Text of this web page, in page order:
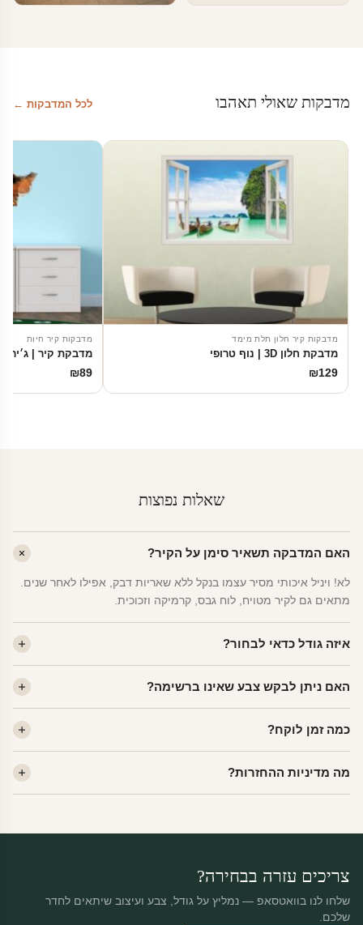
מדבקות שאולי תאהבו לכל המדבקות ←
מדבקות קיר חלון תלת מימד
מדבקת חלון 3D | נוף טרופי
₪129
מדבקות קיר חיות
מדבקת קיר |
₪89
שאלות נפוצות
האם המדבקה תשאיר סימן על הקיר?
לא! ויניל איכותי מסיר עצמו בנקל ללא שאריות דבק, אפילו לאחר שנים.
מתאים גם לקיר מטויח, לוח גבס, קרמיקה וזכוכית.
איזה גודל כדאי לבחור?
שינה של מבוגרים — L. לפינה קטנה — S.
האם ניתן לבקש צבע שאינו ברשימה?
הצבעים זמינים ללא תוספת מחיר.
כמה זמן לוקח?
14:00 — יצאו באותו יום.
מה מדיניות ההחזרות?
צריכים עזרה בבחירה?
שלחו לנו בוואטסאפ — נמליץ על גודל, צבע ועיצוב שיתאים לחדר
שלכם.